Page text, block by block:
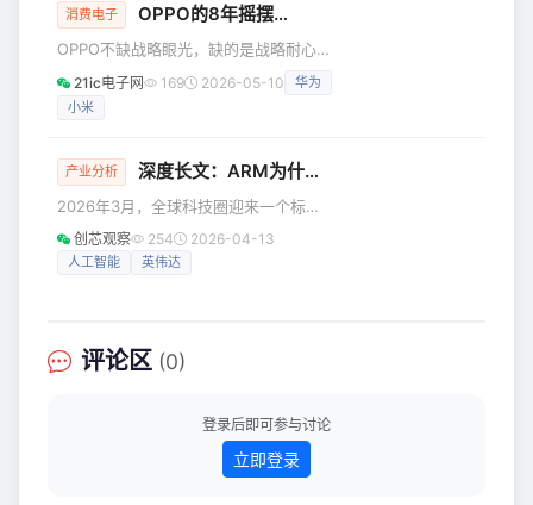
设计，常年扎根消费电子核心供应链，
在欧美日巨头长期把持高端传感芯片市
场的背景下，聚芯微的上市征程与发展
成色，俨然成为观察国内智能感知芯片
国产替代进程的核心风向标。 深耕行业
消费电子 OPPO的8年摇摆…
OPPO不缺战略眼光，缺的是战略耐心。
2026年4月，一加中国区总裁李杰发了
一封内部信，宣布一加与realme正式合
池。 这不是扩张，是收拢。 如果你去看
OPPO过去几年的成绩单，就会明白这种
收拢不是战略主动，而是销量倒逼的自
救。 2023年第一季度，OPPO还以
19.6%的份额坐在中国手机市场头把交椅
21ic电子网 169 2026-05-10
华为
小米
产业分析 深度长文：ARM为什么终于下场做芯片？未来将何去何从？
2026年3月，全球科技圈迎来一个标志
性事件：那个过去三十多年只靠“画芯片
图纸”赚钱的英国公司Arm，正式宣布推
于决定亲自下场造“枪”。 对普通用户来
说，Arm的名字或许不如苹果、英伟达
落：iPhone里的A系列芯片、安卓手机
的骁龙处理器、亚马逊数据中心
创芯观察 254 2026-04-13
人工智能 英伟达
评论区 (0)
登录后即可参与讨论
立即登录